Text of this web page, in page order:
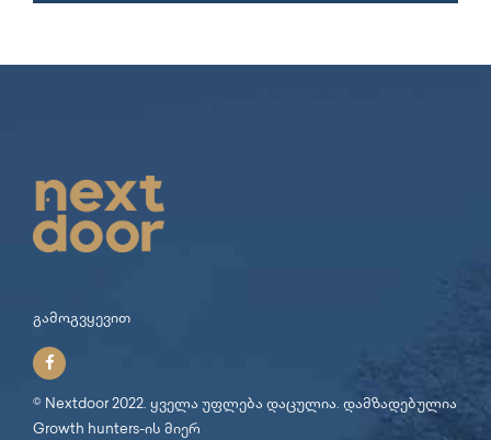
გამოგვყევით
© Nextdoor 2022. ყველა უფლება დაცულია. დამზადებულია
Growth hunters-ის მიერ